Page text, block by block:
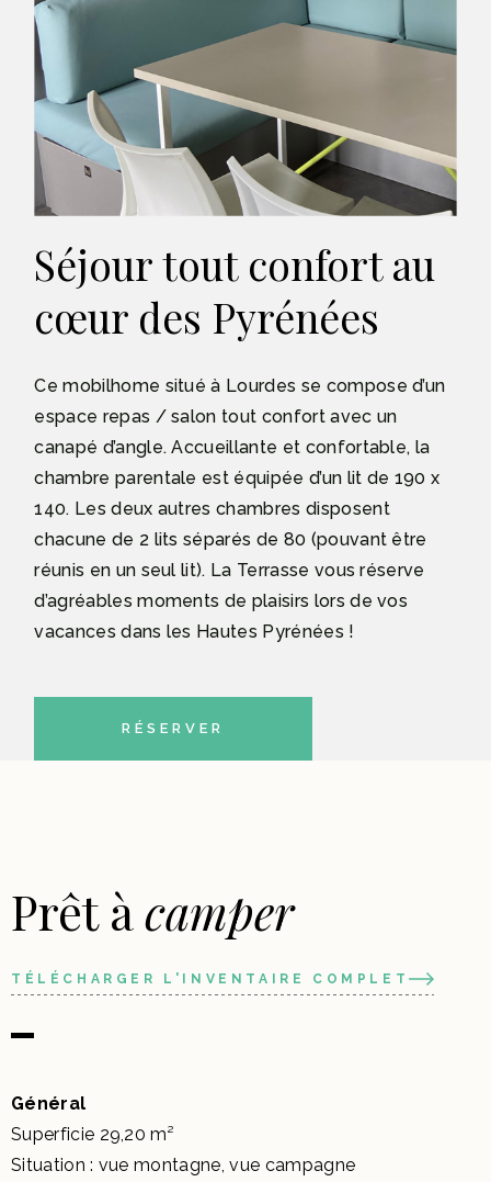
Séjour tout confort au
cœur des Pyrénées
Ce mobilhome situé à Lourdes se compose d’un
espace repas / salon tout confort avec un
canapé d’angle. Accueillante et confortable, la
chambre parentale est équipée d’un lit de 190 x
140. Les deux autres chambres disposent
chacune de 2 lits séparés de 80 (pouvant être
réunis en un seul lit). La Terrasse vous réserve
d’agréables moments de plaisirs lors de vos
vacances dans les Hautes Pyrénées !
RÉSERVER
Prêt àcamper
TÉLÉCHARGER L'INVENTAIRE COMPLET
Général
Superficie 29,20 m²
Situation : vue montagne, vue campagne